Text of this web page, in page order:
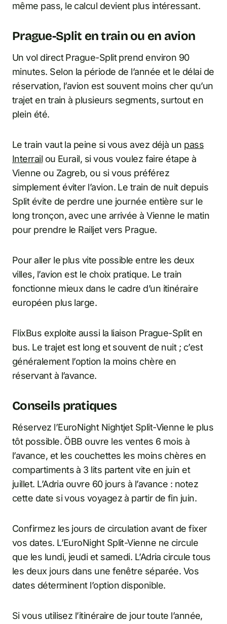
même pass, le calcul devient plus intéressant.
Prague-Split en train ou en avion
Un vol direct Prague-Split prend environ 90
minutes. Selon la période de l’année et le délai de
réservation, l’avion est souvent moins cher qu’un
trajet en train à plusieurs segments, surtout en
plein été.
Le train vaut la peine si vous avez déjà un pass
Interrail ou Eurail, si vous voulez faire étape à
Vienne ou Zagreb, ou si vous préférez
simplement éviter l’avion. Le train de nuit depuis
Split évite de perdre une journée entière sur le
long tronçon, avec une arrivée à Vienne le matin
pour prendre le Railjet vers Prague.
Pour aller le plus vite possible entre les deux
villes, l’avion est le choix pratique. Le train
fonctionne mieux dans le cadre d’un itinéraire
européen plus large.
FlixBus exploite aussi la liaison Prague-Split en
bus. Le trajet est long et souvent de nuit ; c’est
généralement l’option la moins chère en
réservant à l’avance.
Conseils pratiques
Réservez l’EuroNight Nightjet Split-Vienne le plus
tôt possible. ÖBB ouvre les ventes 6 mois à
l’avance, et les couchettes les moins chères en
compartiments à 3 lits partent vite en juin et
juillet. L’Adria ouvre 60 jours à l’avance : notez
cette date si vous voyagez à partir de fin juin.
Confirmez les jours de circulation avant de fixer
vos dates. L’EuroNight Split-Vienne ne circule
que les lundi, jeudi et samedi. L’Adria circule tous
les deux jours dans une fenêtre séparée. Vos
dates déterminent l’option disponible.
Si vous utilisez l’itinéraire de jour toute l’année,